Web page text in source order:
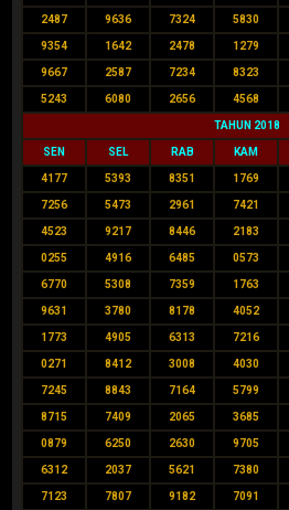
2487 9636 7324 5830
9354 1642 2478 1279
9667 2587 7234 8323
5243 6080 2656 4568
TAHUN 2018
SEN SEL RAB KAM
4177 5393 8351 1769
7256 5473 2961 7421
4523 9217 8446 2183
0255 4916 6485 0573
6770 5308 7359 1763
9631 3780 8178 4052
1773 4905 6313 7216
0271 8412 3008 4030
7245 8843 7164 5799
8715 7409 2065 3685
0879 6250 2630 9705
6312 2037 5621 7380
7123 7807 9182 7091